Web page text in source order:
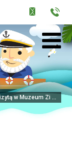
w Muzeum Zi ...